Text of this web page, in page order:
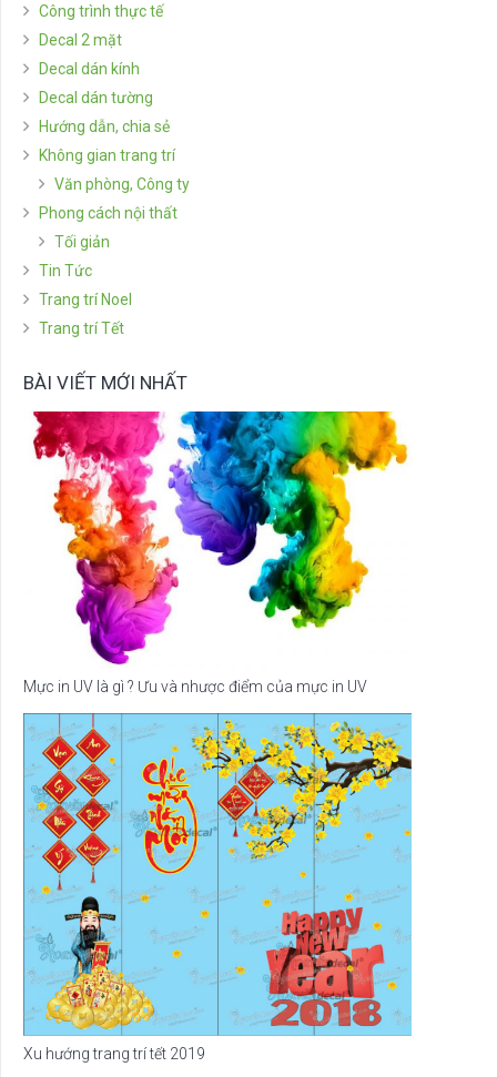
Công trình thực tế
Decal 2 mặt
Decal dán kính
Decal dán tường
Hướng dẫn, chia sẻ
Không gian trang trí
Văn phòng, Công ty
Phong cách nội thất
Tối giản
Tin Tức
Trang trí Noel
Trang trí Tết
BÀI VIẾT MỚI NHẤT
Mực in UV là gì ? Ưu và nhược điểm của mực in UV
Xu hướng trang trí tết 2019